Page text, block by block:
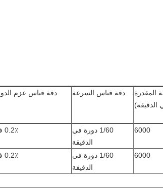
المقدرة
الدقيقة)
دقة قياس السرعة دقة قياس عزم
6000
1/60 دورة في
الدقيقة
0.2٪ فس
6000
1/60 دورة في
الدقيقة
0.2٪ فس